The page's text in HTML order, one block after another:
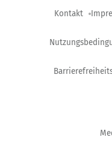
Kontakt